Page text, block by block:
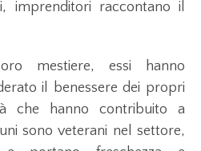
imprenditori raccontano il
mestiere, essi hanno
il benessere dei propri
che hanno contribuito a
sono veterani nel settore,